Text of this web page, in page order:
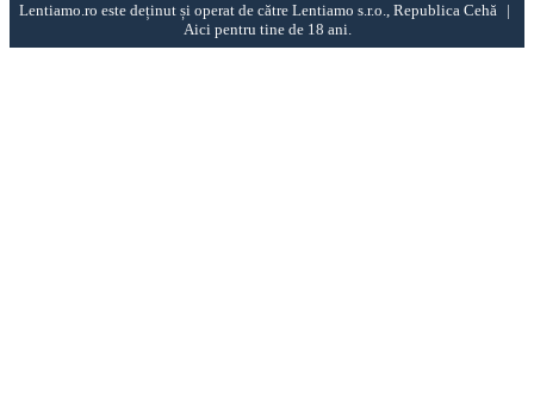
Lentiamo.ro este deținut și operat de către Lentiamo s.r.o., Republica Cehă
Aici pentru tine de 18 ani.